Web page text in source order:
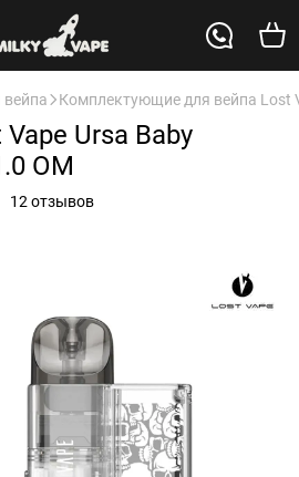
Комплектующие для вейпа Lost
Ursa Baby
ОМ
12 отзывов